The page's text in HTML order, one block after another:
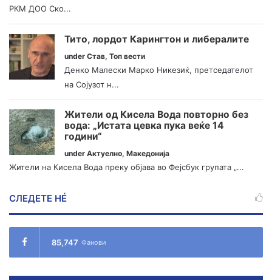
РКМ ДОО Ско...
Тито, лордот Карингтон и либералите
under Став, Топ вести
Денко Малески Марко Никезиќ, претседателот
на Сојузот н...
Жители од Кисела Вода повторно без
вода: „Истата цевка пука веќе 14
години“
under Актуелно, Македонија
Жители на Кисела Вода преку објава во Фејсбук групата „...
СЛЕДЕТЕ НÉ
85,747 Фанови